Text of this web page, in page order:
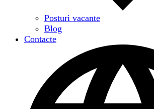
Posturi vacante
Blog
Contacte